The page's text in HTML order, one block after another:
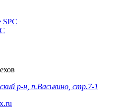
SPC
р-н, п.Васькино, стр.7-1